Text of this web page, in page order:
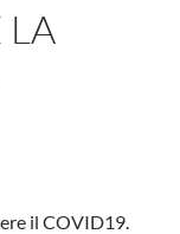
LA
il COVID19.